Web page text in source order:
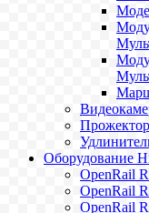
Оборудование
OpenRail
OpenRail
OpenRail